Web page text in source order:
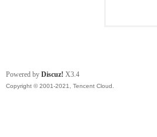
Powered by Discuz! X3.4
Copyright © 2001-2021, Tencent Cloud.